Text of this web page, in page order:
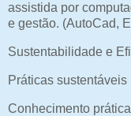
assistida por
e gestão. (AutoCad,
Sustentabilidade e
Práticas sustentáveis
Conhecimento